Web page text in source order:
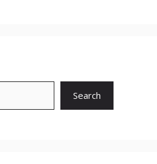
Search